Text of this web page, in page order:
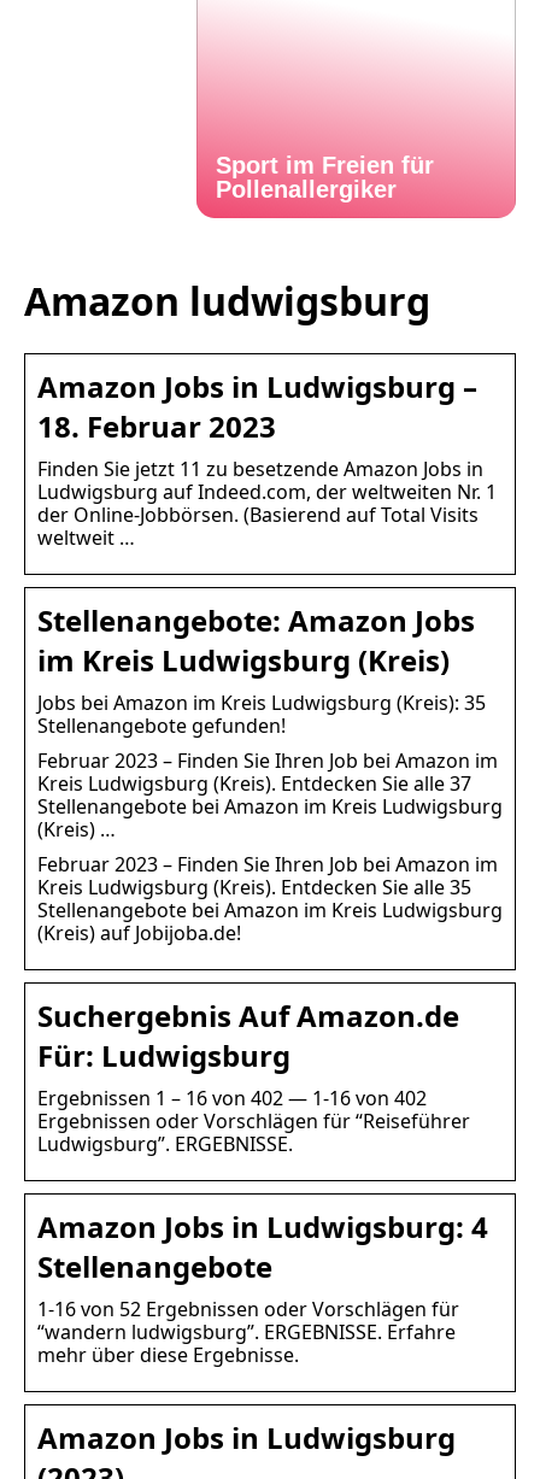
Sport im Freien für
Pollenallergiker
Amazon ludwigsburg
Amazon Jobs in Ludwigsburg –
18. Februar 2023
Finden Sie jetzt 11 zu besetzende Amazon Jobs in
Ludwigsburg auf Indeed.com, der weltweiten Nr. 1
der Online-Jobbörsen. (Basierend auf Total Visits
weltweit …
Stellenangebote: Amazon Jobs
im Kreis Ludwigsburg (Kreis)
Jobs bei Amazon im Kreis Ludwigsburg (Kreis): 35
Stellenangebote gefunden!
Februar 2023 – Finden Sie Ihren Job bei Amazon im
Kreis Ludwigsburg (Kreis). Entdecken Sie alle 37
Stellenangebote bei Amazon im Kreis Ludwigsburg
(Kreis) …
Februar 2023 – Finden Sie Ihren Job bei Amazon im
Kreis Ludwigsburg (Kreis). Entdecken Sie alle 35
Stellenangebote bei Amazon im Kreis Ludwigsburg
(Kreis) auf Jobijoba.de!
Suchergebnis Auf Amazon.de
Für: Ludwigsburg
Ergebnissen 1 – 16 von 402 — 1-16 von 402
Ergebnissen oder Vorschlägen für “Reiseführer
Ludwigsburg”. ERGEBNISSE.
Amazon Jobs in Ludwigsburg: 4
Stellenangebote
1-16 von 52 Ergebnissen oder Vorschlägen für
“wandern ludwigsburg”. ERGEBNISSE. Erfahre
mehr über diese Ergebnisse.
Amazon Jobs in Ludwigsburg